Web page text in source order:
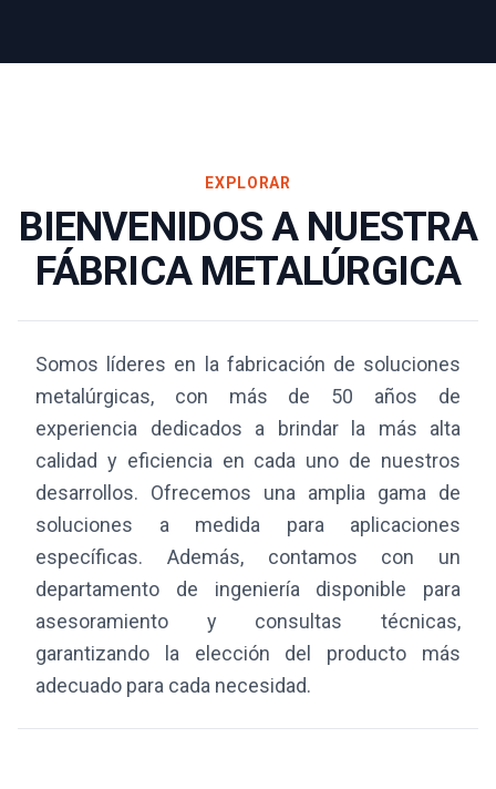
EXPLORAR
BIENVENIDOS A NUESTRA
FÁBRICA METALÚRGICA
Somos líderes en la fabricación de soluciones
metalúrgicas, con más de 50 años de
experiencia dedicados a brindar la más alta
calidad y eficiencia en cada uno de nuestros
desarrollos. Ofrecemos una amplia gama de
soluciones a medida para aplicaciones
específicas. Además, contamos con un
departamento de ingeniería disponible para
asesoramiento y consultas técnicas,
garantizando la elección del producto más
adecuado para cada necesidad.